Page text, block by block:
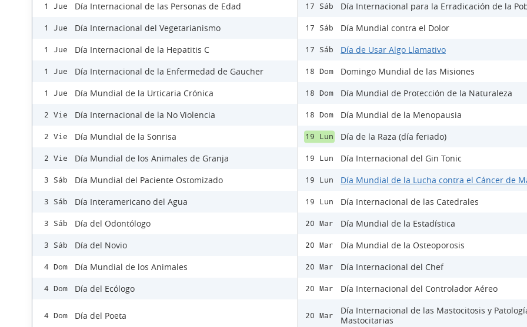
1 Jue Día Internacional de las Personas de Edad
1 Jue Día Internacional del Vegetarianismo
1 Jue Día Internacional de la Hepatitis C
1 Jue Día Internacional de la Enfermedad de Gaucher
1 Jue Día Mundial de la Urticaria Crónica
2 Vie Día Internacional de la No Violencia
2 Vie Día Mundial de la Sonrisa
2 Vie Día Mundial de los Animales de Granja
3 Sáb Día Mundial del Paciente Ostomizado
3 Sáb Día Interamericano del Agua
3 Sáb Día del Odontólogo
3 Sáb Día del Novio
4 Dom Día Mundial de los Animales
4 Dom Día del Ecólogo
4 Dom Día del Poeta
17 Sáb Día Internacional para la Erradicación de la
17 Sáb Día Mundial contra el Dolor
17 Sáb Día de Usar Algo Llamativo
18 Dom Domingo Mundial de las Misiones
18 Dom Día Mundial de Protección de la Naturaleza
18 Dom Día Mundial de la Menopausia
19 Lun Día de la Raza (día feriado)
19 Lun Día Internacional del Gin Tonic
19 Lun Día Mundial de la Lucha contra el Cáncer de
19 Lun Día Internacional de las Catedrales
20 Mar Día Mundial de la Estadística
20 Mar Día Mundial de la Osteoporosis
20 Mar Día Internacional del Chef
20 Mar Día Internacional del Controlador Aéreo
20 Mar
Día Internacional de las Mastocitosis y
Mastocitarias